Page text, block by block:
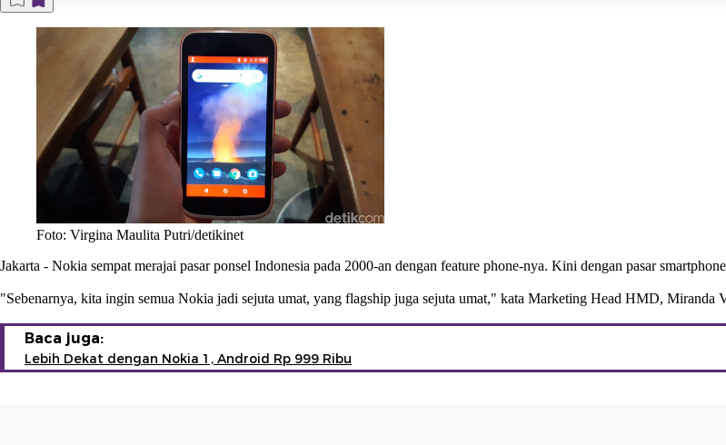
Foto: Virgina Maulita Putri/detikinet
Jakarta - Nokia sempat merajai pasar ponsel Indonesia pada 2000-an dengan feature phone-nya. Kini dengan pasar
"Sebenarnya, kita ingin semua Nokia jadi sejuta umat, yang flagship juga sejuta umat," kata Marketing Head HMD, Miranda
Baca juga:
Lebih Dekat dengan Nokia 1, Android Rp 999 Ribu